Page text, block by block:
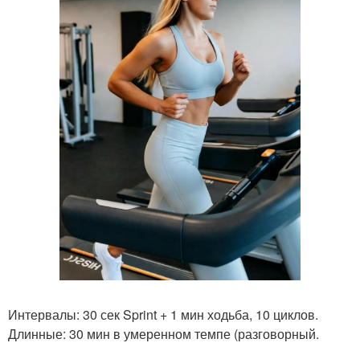
Интервалы: 30 сек Sprint + 1 мин ходьба, 10 циклов.
Длинные: 30 мин в умеренном темпе (разговорный.